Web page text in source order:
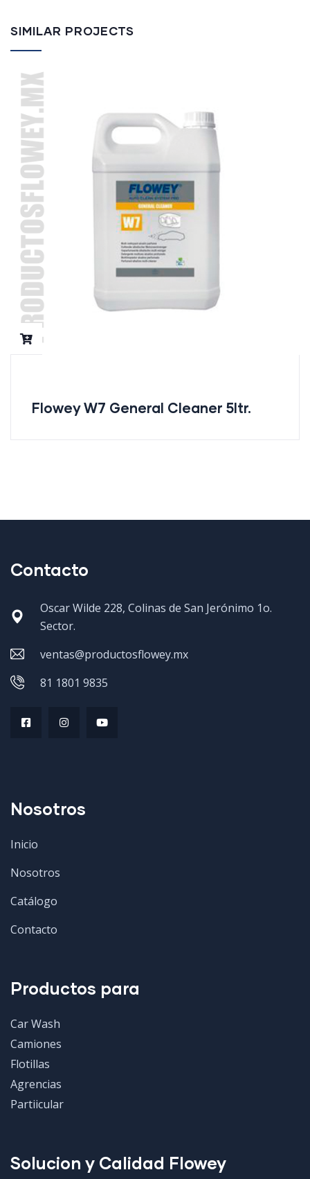
SIMILAR PROJECTS
Flowey W7 General Cleaner 5ltr.
Contacto
Oscar Wilde 228, Colinas de San Jerónimo 1o.
Sector.
ventas@productosflowey.mx
81 1801 9835
Nosotros
Inicio
Nosotros
Catálogo
Contacto
Productos para
Car Wash
Camiones
Flotillas
Agrencias
Partiicular
Solucion y Calidad Flowey